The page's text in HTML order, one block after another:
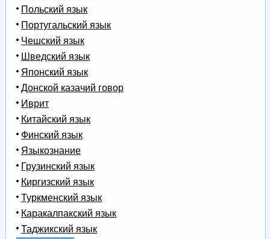
Польский язык
Португальский язык
Чешский язык
Шведский язык
Японский язык
Донской казачий говор
Иврит
Китайский язык
Финский язык
Языкознание
Грузинский язык
Киргизский язык
Туркменский язык
Каракалпакский язык
Таджикский язык